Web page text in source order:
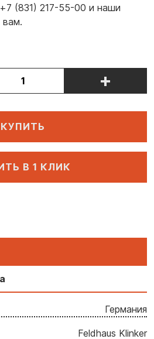
(831) 217-55-00 и наши
вам.
+
КУПИТЬ
В 1 КЛИК
Германия
Feldhaus Klinker